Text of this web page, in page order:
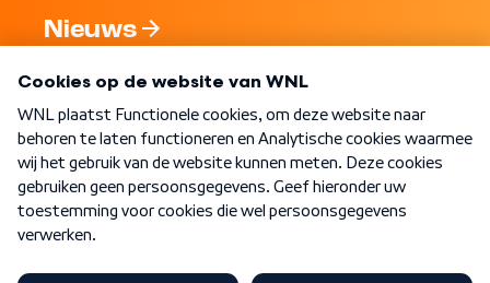
Nieuws
Nieuwsbrief
Word Lid